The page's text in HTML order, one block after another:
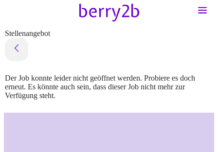
Stellenangebot
Der Job konnte leider nicht geöffnet werden. Probiere es doch
erneut. Es könnte auch sein, dass dieser Job nicht mehr zur
Verfügung steht.